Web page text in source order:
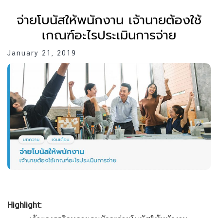
จ่ายโบนัสให้พนักงาน เจ้านายต้องใช้
เกณฑ์อะไรประเมินการจ่าย
January 21, 2019
Highlight: